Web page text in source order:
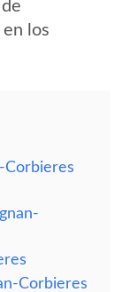
los
Corbieres
Corbieres